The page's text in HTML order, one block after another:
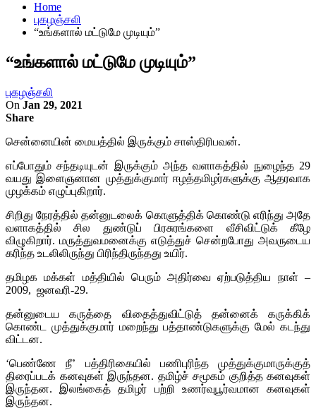
Home
புகழஞ்சலி
“உங்களால் மட்டுமே முடியும்”
“உங்களால் மட்டுமே முடியும்”
புகழஞ்சலி
On Jan 29, 2021
Share
சென்னையின் மையத்தில் இருக்கும் சாஸ்திரிபவன்.
எப்போதும் சந்தடியுடன் இருக்கும் அந்த வளாகத்தில் நுழைந்த 29
வயது இளைஞனான முத்துக்குமார் ஈழத்தமிழர்களுக்கு ஆதரவாக
முழக்கம் எழுப்புகிறார்.
சிறிது நேரத்தில் தன்னுடலைக் கொளுத்திக் கொண்டு எரிந்து அதே
வளாகத்தில் சில துண்டுப் பிரசுரங்களை வீசிவிட்டுக் கீழே
விழுகிறார். மருத்துவமனைக்கு எடுத்துச் சென்றபோது அவருடைய
கரிந்த உடலிலிருந்து பிரிந்திருந்தது உயிர்.
தமிழக மக்கள் மத்தியில் பெரும் அதிர்வை ஏற்படுத்திய நாள் –
2009, ஜனவரி-29.
தன்னுடைய கருத்தை விதைத்துவிட்டுத் தன்னைக் கருக்கிக்
கொண்ட முத்துக்குமார் மறைந்து பத்தாண்டுகளுக்கு மேல் கடந்து
விட்டன.
‘பெண்ணே நீ’ பத்திரிகையில் பணிபுரிந்த முத்துக்குமாருக்குத்
திரைப்படக் கனவுகள் இருந்தன. தமிழ்ச் சமூகம் குறித்த கனவுகள்
இருந்தன. இலங்கைத் தமிழர் பற்றி உணர்வுபூர்வமான கனவுகள்
இருந்தன.